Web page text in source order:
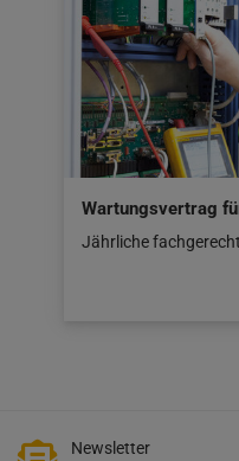
Wartungsvertrag
Jährliche
Newsletter